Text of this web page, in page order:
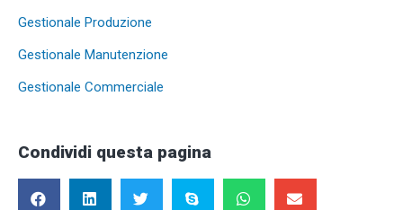
Gestionale Produzione
Gestionale Manutenzione
Gestionale Commerciale
Condividi questa pagina